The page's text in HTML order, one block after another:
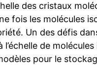
des cristaux
fois les molécules
Un des défis
de molécules
pour le